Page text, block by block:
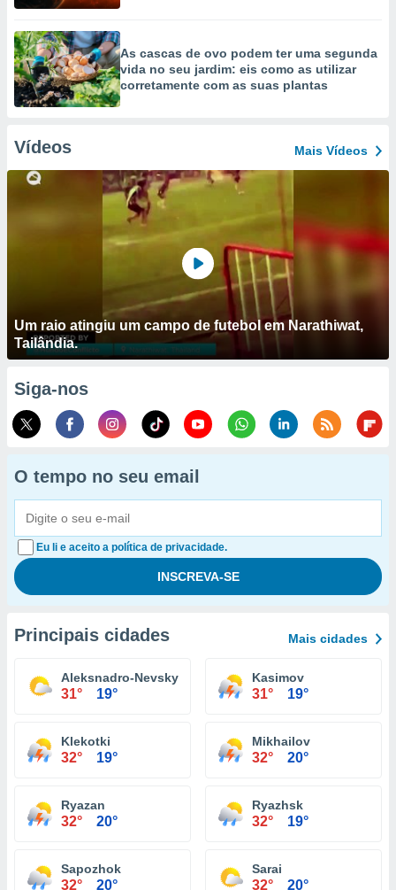
As cascas de ovo podem ter uma segunda
vida no seu jardim: eis como as utilizar
corretamente com as suas plantas
Vídeos Mais Vídeos
Um raio atingiu um campo de futebol em Narathiwat,
Tailândia.
Siga-nos
O tempo no seu email
Eu li e aceito a política de privacidade.
Principais cidades Mais cidades
Aleksnadro-Nevsky
31° 19°
Kasimov
31° 19°
Klekotki
32° 19°
Mikhailov
32° 20°
Ryazan
32° 20°
Ryazhsk
32° 19°
Sapozhok
32° 20°
Sarai
32° 20°